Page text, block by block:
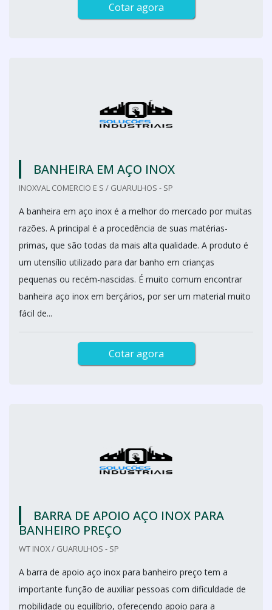
Cotar agora
BANHEIRA EM AÇO INOX
INOXVAL COMERCIO E S / GUARULHOS - SP
A banheira em aço inox é a melhor do mercado por muitas
razões. A principal é a procedência de suas matérias-
primas, que são todas da mais alta qualidade. A produto é
um utensílio utilizado para dar banho em crianças
pequenas ou recém-nascidas. É muito comum encontrar
banheira aço inox em berçários, por ser um material muito
fácil de...
Cotar agora
BARRA DE APOIO AÇO INOX PARA
BANHEIRO PREÇO
WT INOX / GUARULHOS - SP
A barra de apoio aço inox para banheiro preço tem a
importante função de auxiliar pessoas com dificuldade de
mobilidade ou equilíbrio, oferecendo apoio para a